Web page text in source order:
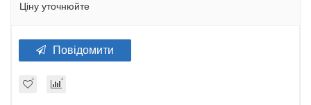
Ціну уточнюйте
Повідомити